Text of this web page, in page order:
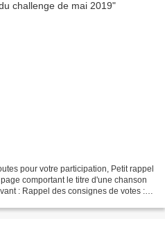
pour votre participation, Petit rappel
comportant le titre d'une chanson
: Rappel des consignes de votes :